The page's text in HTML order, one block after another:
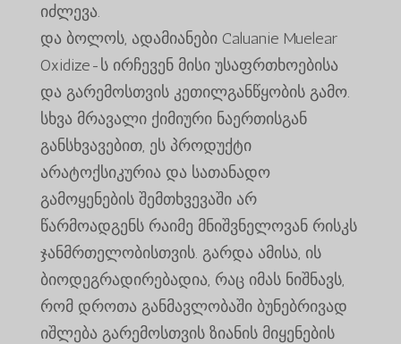
იძლევა.
და ბოლოს, ადამიანები Caluanie Muelear
Oxidize-ს ირჩევენ მისი უსაფრთხოებისა
და გარემოსთვის კეთილგანწყობის გამო.
სხვა მრავალი ქიმიური ნაერთისგან
განსხვავებით, ეს პროდუქტი
არატოქსიკურია და სათანადო
გამოყენების შემთხვევაში არ
წარმოადგენს რაიმე მნიშვნელოვან რისკს
ჯანმრთელობისთვის. გარდა ამისა, ის
ბიოდეგრადირებადია, რაც იმას ნიშნავს,
რომ დროთა განმავლობაში ბუნებრივად
იშლება გარემოსთვის ზიანის მიყენების